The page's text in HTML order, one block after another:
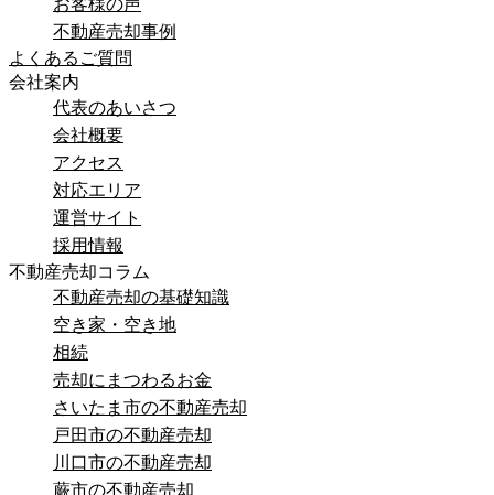
不動産売却事例
よくあるご質問
会社案内
代表のあいさつ
会社概要
アクセス
対応エリア
運営サイト
採用情報
不動産売却コラム
不動産売却の基礎知識
空き家・空き地
相続
売却にまつわるお金
さいたま市の不動産売却
戸田市の不動産売却
川口市の不動産売却
蕨市の不動産売却